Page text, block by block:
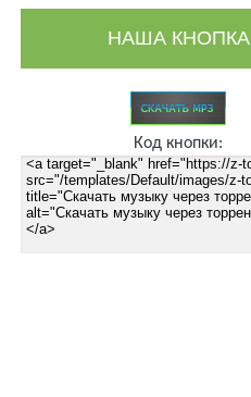
НАША КНОПКА
Код кнопки: